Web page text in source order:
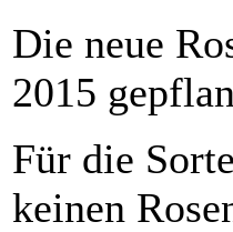
Die neue
2015
Für die
keinen